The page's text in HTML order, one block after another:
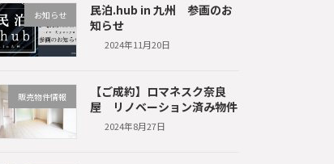
お知らせ
民泊.hub in 九州 参画のお
知らせ
2024年11月20日
販売物件情報
【ご成約】ロマネスク奈良
屋 リノベーション済み物件
2024年8月27日